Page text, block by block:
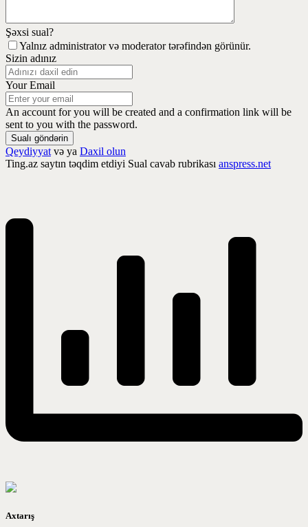
Şəxsi sual?
Yalnız administrator və moderator tərəfindən görünür.
Sizin adınız
Your Email
An account for you will be created and a confirmation link will be
sent to you with the password.
Sualı göndərin
Qeydiyyat və ya Daxil olun
Ting.az saytın təqdim etdiyi Sual cavab rubrikası anspress.net
Axtarış